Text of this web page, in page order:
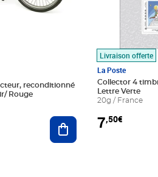
reconditionné
Rouge
Ajouter au panier
Livraison offerte
La Poste
Collector 4
Lettre Verte
20g / France
7,50€